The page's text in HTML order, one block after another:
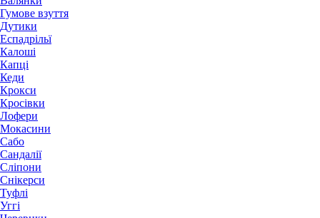
Гумове взуття
Дутики
Еспадрільї
Калоші
Капці
Кеди
Крокси
Кросівки
Лофери
Мокасини
Сабо
Сандалії
Сліпони
Снікерси
Туфлі
Уггі